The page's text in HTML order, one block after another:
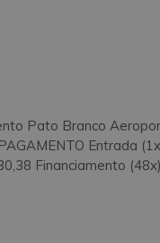
Pato Branco
Entrada
Financiamento